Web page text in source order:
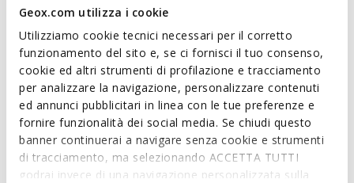
Geox.com utilizza i cookie
Utilizziamo cookie tecnici necessari per il corretto
funzionamento del sito e, se ci fornisci il tuo consenso,
cookie ed altri strumenti di profilazione e tracciamento
per analizzare la navigazione, personalizzare contenuti
ed annunci pubblicitari in linea con le tue preferenze e
fornire funzionalità dei social media. Se chiudi questo
banner continuerai a navigare senza cookie e strumenti
di tracciamento, ma selezionando ACCETTA TUTTI
godrai invece di una navigazione personalizzata sulla
SANDAL FUSBETTO JUNIOR
Sandali mare
da€33,89
Price reduced from
to
Prezzo precedente
WADER BAMBINO
Sandali mare
da€35,13
Price reduced from
to